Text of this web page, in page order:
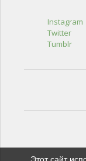
Instagram
Twitter
Tumblr